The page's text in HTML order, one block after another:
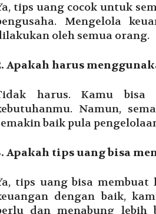
tips uang cocok untuk
Mengelola
oleh semua orang.
Apakah harus
harus. Kamu
Namun,
baik pula
Apakah tips uang bisa
tips uang bisa membuat
dengan baik,
dan menabung lebih